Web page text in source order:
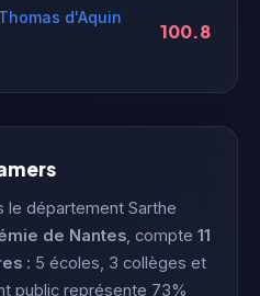
d'Aquin
100.8
le département Sarthe
de Nantes, compte 11
: 5 écoles, 3 collèges et
public représente 73%